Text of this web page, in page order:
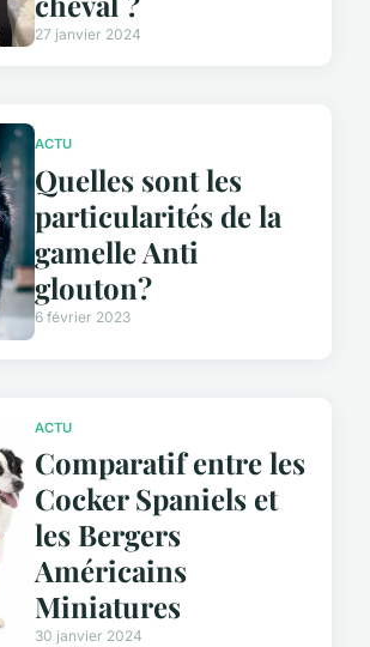
27 janvier 2024
ACTU
Quelles sont les
particularités de la
gamelle Anti
glouton?
6 février 2023
ACTU
Comparatif entre les
Cocker Spaniels et
les Bergers
Américains
Miniatures
30 janvier 2024